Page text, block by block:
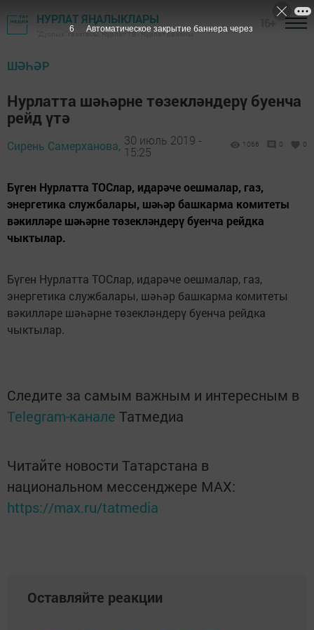
НУРЛАТ ЯҢАЛЫКЛАРЫ
"Дуслык" газетасы, Нурлат ТВ - Нурлат районы
ШӘҺӘР
Нурлатта шәһәрне төзекләндерү буенча
рейд үтә
Сирень Самерханова, 30 июль 2019 -
15:25
1066 0 0
Бүген Нурлатта ТОСлар, идарәче оешмалар, газ,
энергетика службалары, шәһәр башкарма комитеты
вәкилләре шәһәрне төзекләндерү буенча рейдка
чыктылар.
Бүген Нурлатта ТОСлар, идарәче оешмалар, газ,
энергетика службалары, шәһәр башкарма комитеты
вәкилләре шәһәрне төзекләндерү буенча рейдка
чыктылар.
Следите за самым важным и интересным в
Telegram-канале Татмедиа
Читайте новости Татарстана в
национальном мессенджере MАХ:
https://max.ru/tatmedia
Оставляйте реакции
5 Автоматическое закрытие баннера через